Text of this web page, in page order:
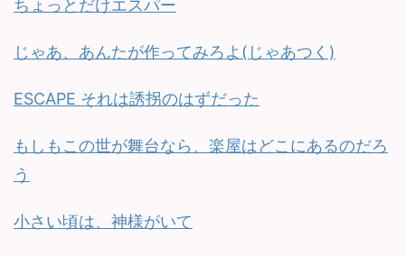
ちょっとだけエスパー
じゃあ、あんたが作ってみろよ(じゃあつく)
ESCAPE それは誘拐のはずだった
もしもこの世が舞台なら、楽屋はどこにあるのだろ
う
小さい頃は、神様がいて